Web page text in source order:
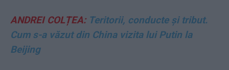
ANDREI COLȚEA:Teritorii, conducte și tribut.
Cum s-a văzut din China vizita lui Putin la
Beijing